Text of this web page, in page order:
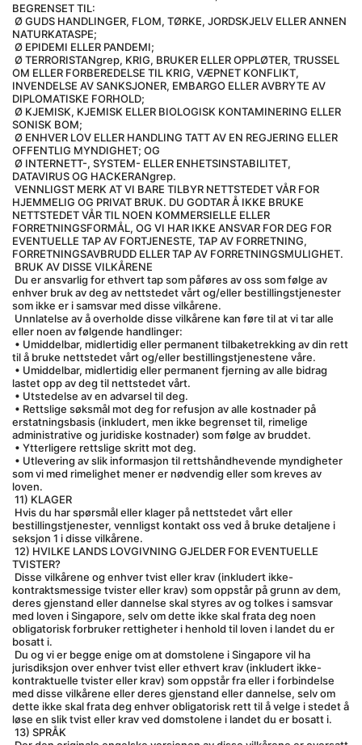
BEGRENSET TIL:
NATURKATASPE;
Ø EPIDEMI ELLER PANDEMI;
OM ELLER FORBEREDELSE TIL KRIG, VÆPNET KONFLIKT,
INVENDELSE AV SANKSJONER, EMBARGO ELLER AVBRYTE AV
DIPLOMATISKE FORHOLD;
SONISK BOM;
OFFENTLIG MYNDIGHET; OG
DATAVIRUS OG HACKERANgrep.
HJEMMELIG OG PRIVAT BRUK. DU GODTAR Å IKKE BRUKE
NETTSTEDET VÅR TIL NOEN KOMMERSIELLE ELLER
FORRETNINGSFORMÅL, OG VI HAR IKKE ANSVAR FOR DEG FOR
EVENTUELLE TAP AV FORTJENESTE, TAP AV FORRETNING,
FORRETNINGSAVBRUDD ELLER TAP AV FORRETNINGSMULIGHET.
BRUK AV DISSE VILKÅRENE
enhver bruk av deg av nettstedet vårt og/eller bestillingstjenester
som ikke er i samsvar med disse vilkårene.
eller noen av følgende handlinger:
til å bruke nettstedet vårt og/eller bestillingstjenestene våre.
lastet opp av deg til nettstedet vårt.
• Utstedelse av en advarsel til deg.
erstatningsbasis (inkludert, men ikke begrenset til, rimelige
administrative og juridiske kostnader) som følge av bruddet.
• Ytterligere rettslige skritt mot deg.
som vi med rimelighet mener er nødvendig eller som kreves av
loven.
11) KLAGER
bestillingstjenester, vennligst kontakt oss ved å bruke detaljene i
seksjon 1 i disse vilkårene.
TVISTER?
kontraktsmessige tvister eller krav) som oppstår på grunn av dem,
deres gjenstand eller dannelse skal styres av og tolkes i samsvar
med loven i Singapore, selv om dette ikke skal frata deg noen
obligatorisk forbruker rettigheter i henhold til loven i landet du er
bosatt i.
jurisdiksjon over enhver tvist eller ethvert krav (inkludert ikke-
kontraktuelle tvister eller krav) som oppstår fra eller i forbindelse
med disse vilkårene eller deres gjenstand eller dannelse, selv om
dette ikke skal frata deg enhver obligatorisk rett til å velge i stedet å
løse en slik tvist eller krav ved domstolene i landet du er bosatt i.
13) SPRÅK